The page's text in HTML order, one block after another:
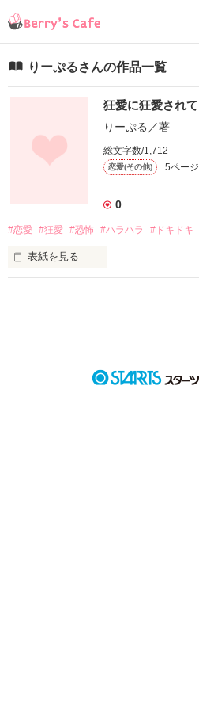
りーぷるさんの作品一覧
狂愛に狂愛されて
りーぷる ／著
総文字数/1,712
恋愛(その他) 5ページ
0
#恋愛 #狂愛 #恐怖 #ハラハラ #ドキドキ
表紙を見る